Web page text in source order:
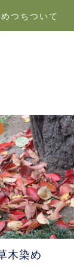
つちついて
木染め